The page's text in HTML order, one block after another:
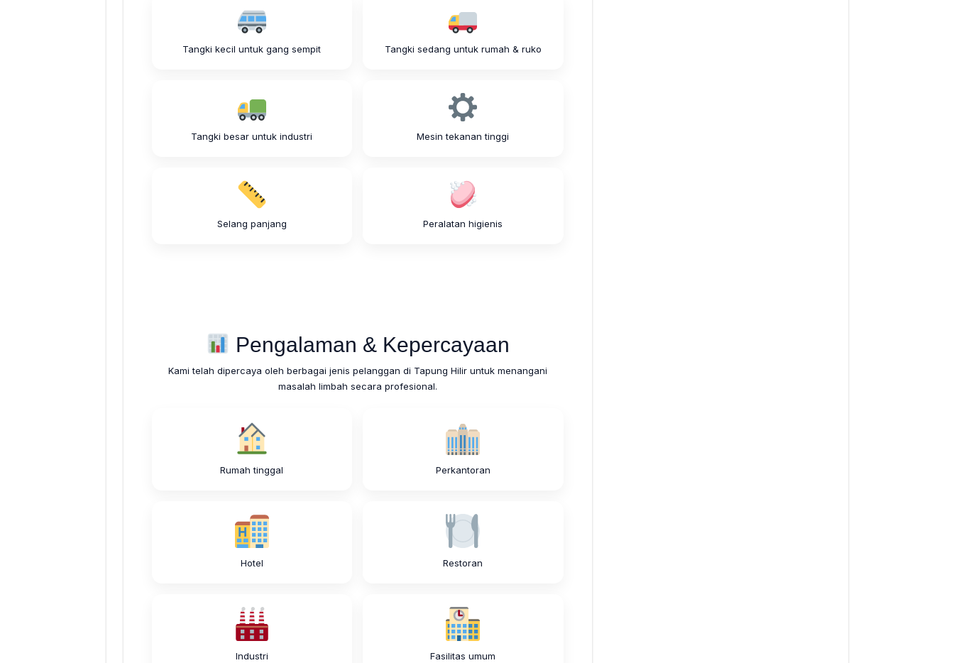
Tangki kecil untuk gang sempit Tangki sedang untuk rumah & ruko
Tangki besar untuk industri Mesin tekanan tinggi
Selang panjang Peralatan higienis
Pengalaman & Kepercayaan
Kami telah dipercaya oleh berbagai jenis pelanggan di Tapung Hilir untuk menangani
masalah limbah secara profesional.
Rumah tinggal Perkantoran
Hotel Restoran
Industri Fasilitas umum